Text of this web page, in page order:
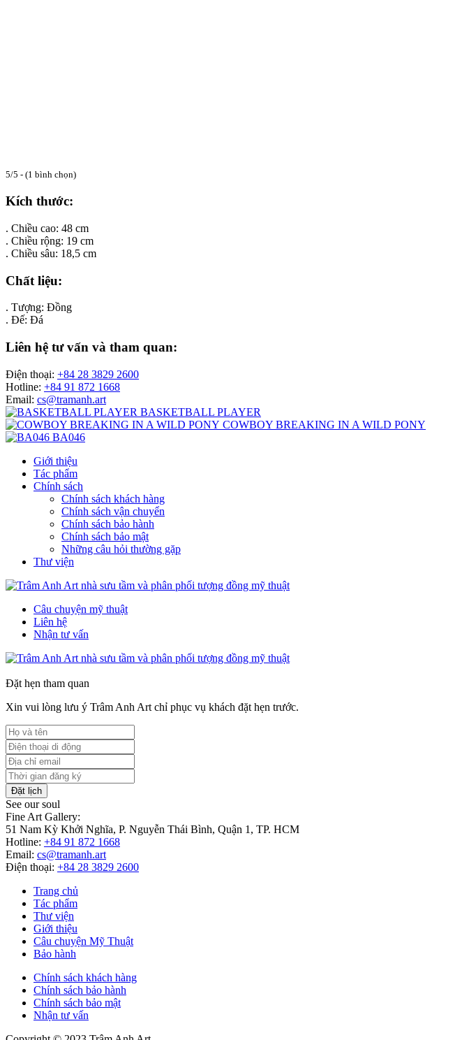
5/5 - (1 bình chọn)
Kích thước:
. Chiều cao: 48 cm
. Chiều rộng: 19 cm
. Chiều sâu: 18,5 cm
Chất liệu:
. Tượng: Đồng
. Đế: Đá
Liên hệ tư vấn và tham quan:
Điện thoại: +84 28 3829 2600
Hotline: +84 91 872 1668
Email: cs@tramanh.art
BASKETBALL PLAYER
COWBOY BREAKING IN A WILD PONY
BA046
Giới thiệu
Tác phẩm
Chính sách
Chính sách khách hàng
Chính sách vận chuyển
Chính sách bảo hành
Chính sách bảo mật
Những câu hỏi thường gặp
Thư viện
Câu chuyện mỹ thuật
Liên hệ
Nhận tư vấn
Đặt hẹn tham quan
Xin vui lòng lưu ý Trâm Anh Art chỉ phục vụ khách đặt hẹn trước.
Đặt lịch
See our soul
Fine Art Gallery:
51 Nam Kỳ Khởi Nghĩa, P. Nguyễn Thái Bình, Quận 1, TP. HCM
Hotline: +84 91 872 1668
Email: cs@tramanh.art
Điện thoại: +84 28 3829 2600
Trang chủ
Tác phẩm
Thư viện
Giới thiệu
Câu chuyện Mỹ Thuật
Bảo hành
Chính sách khách hàng
Chính sách bảo hành
Chính sách bảo mật
Nhận tư vấn